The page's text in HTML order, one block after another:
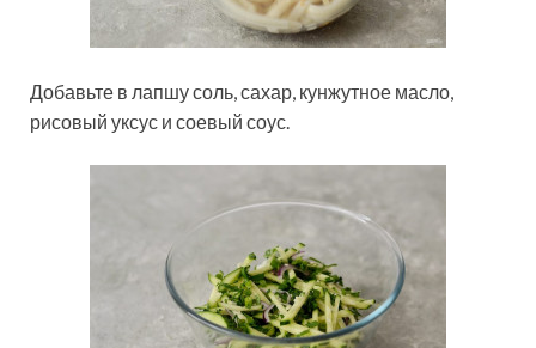
Добавьте в лапшу соль, сахар, кунжутное масло,
рисовый уксус и соевый соус.